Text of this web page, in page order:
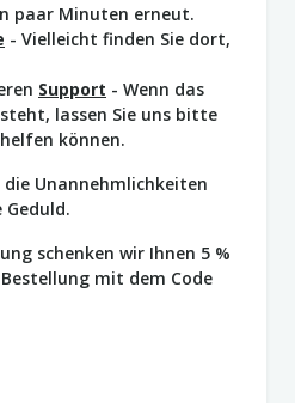
paar Minuten erneut.
- Vielleicht finden Sie dort,
Support - Wenn das
lassen Sie uns bitte
können.
Unannehmlichkeiten
schenken wir Ihnen 5 %
mit dem Code